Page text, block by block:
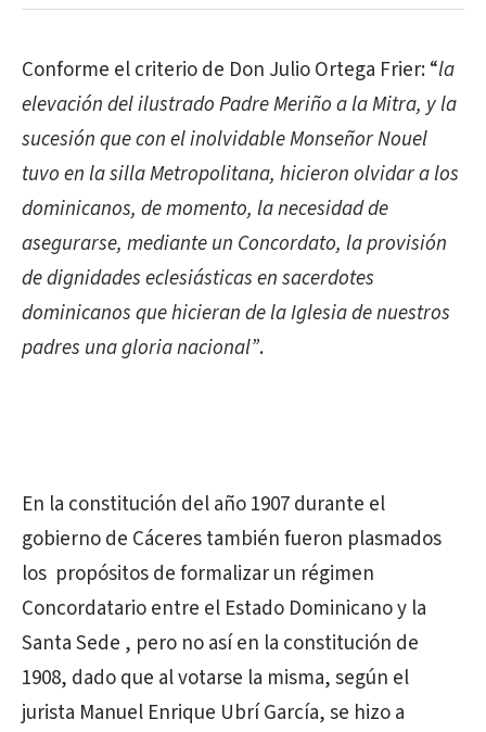
Conforme el criterio de Don Julio Ortega Frier: “la
elevación del ilustrado Padre Meriño a la Mitra, y la
sucesión que con el inolvidable Monseñor Nouel
tuvo en la silla Metropolitana, hicieron olvidar a los
dominicanos, de momento, la necesidad de
asegurarse, mediante un Concordato, la provisión
de dignidades eclesiásticas en sacerdotes
dominicanos que hicieran de la Iglesia de nuestros
padres una gloria nacional”.
En la constitución del año 1907 durante el
gobierno de Cáceres también fueron plasmados
los propósitos de formalizar un régimen
Concordatario entre el Estado Dominicano y la
Santa Sede , pero no así en la constitución de
1908, dado que al votarse la misma, según el
jurista Manuel Enrique Ubrí García, se hizo a